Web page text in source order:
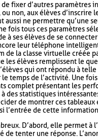
fixer d’autres paramètres
non, aux élèves d’inscrire
aussi ne permettre qu’une
fois tous ces paramètres
à ses élèves de se connecter
leur téléphone
de la classe virtuelle créée
les élèves remplissent le
qui ont répondu à
temps de l’activité. Une
complet présentant les
des statistiques
de montrer ces
l’entrée de cette
D’abord, elle permet à
de tenter une réponse.